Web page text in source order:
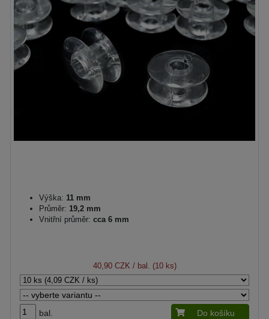
Výška: 11 mm
Průměr: 19,2 mm
Vnitřní průměr: cca 6 mm
40,90 CZK / bal. (10 ks)
bal. Do košíku